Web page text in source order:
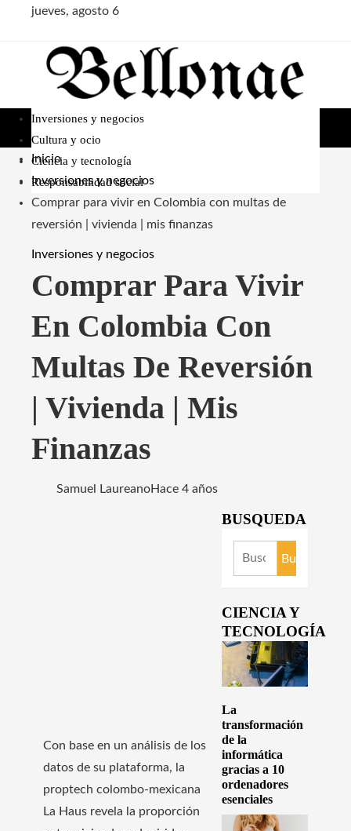
jueves, agosto 6
Inversiones y negocios
Cultura y ocio
Ciencia y tecnología
Responsabilidad social
Inicio
Inversiones y negocios
Comprar para vivir en Colombia con multas de
reversión | vivienda | mis finanzas
Inversiones y negocios
Comprar Para Vivir
En Colombia Con
Multas De Reversión
| Vivienda | Mis
Finanzas
Samuel LaureanoHace 4 años
Con base en un análisis de los
datos de su plataforma, la
proptech colombo-mexicana
La Haus revela la proporción
BUSQUEDA
Buscar:
CIENCIA Y
TECNOLOGÍA
La
transformación
de la
informática
gracias a 10
ordenadores
esenciales